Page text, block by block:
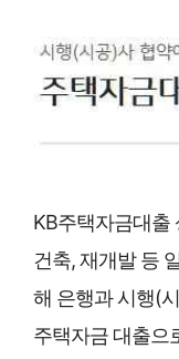
KB주택자금대출
건축, 재개발 등
해 은행과 시행(
주택자금 대출으